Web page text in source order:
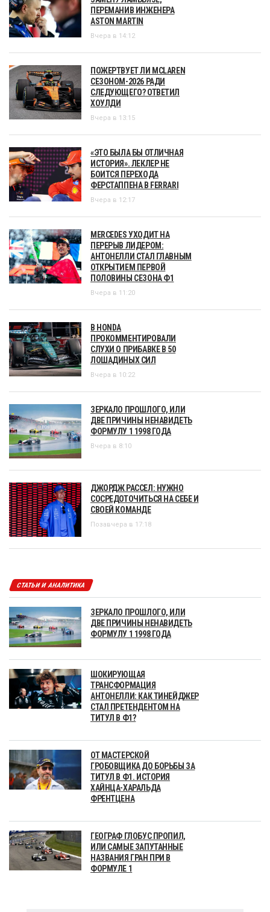
ПЕРЕМАНИВ ИНЖЕНЕРА
ASTON MARTIN
Вчера в 14:12
ПОЖЕРТВУЕТ ЛИ MCLAREN
СЕЗОНОМ-2026 РАДИ
СЛЕДУЮЩЕГО? ОТВЕТИЛ
ХОУЛДИ
Вчера в 13:15
«ЭТО БЫЛА БЫ ОТЛИЧНАЯ
ИСТОРИЯ». ЛЕКЛЕР НЕ
БОИТСЯ ПЕРЕХОДА
ФЕРСТАППЕНА В FERRARI
Вчера в 12:17
MERCEDES УХОДИТ НА
ПЕРЕРЫВ ЛИДЕРОМ:
АНТОНЕЛЛИ СТАЛ ГЛАВНЫМ
ОТКРЫТИЕМ ПЕРВОЙ
ПОЛОВИНЫ СЕЗОНА Ф1
Вчера в 11:20
В HONDA
ПРОКОММЕНТИРОВАЛИ
СЛУХИ О ПРИБАВКЕ В 50
ЛОШАДИНЫХ СИЛ
Вчера в 10:22
ЗЕРКАЛО ПРОШЛОГО, ИЛИ
ДВЕ ПРИЧИНЫ НЕНАВИДЕТЬ
ФОРМУЛУ 1 1998 ГОДА
Вчера в 8:10
ДЖОРДЖ РАССЕЛ: НУЖНО
СОСРЕДОТОЧИТЬСЯ НА СЕБЕ И
СВОЕЙ КОМАНДЕ
Позавчера в 17:18
СТАТЬИ И АНАЛИТИКА
ЗЕРКАЛО ПРОШЛОГО, ИЛИ
ДВЕ ПРИЧИНЫ НЕНАВИДЕТЬ
ФОРМУЛУ 1 1998 ГОДА
ШОКИРУЮЩАЯ
ТРАНСФОРМАЦИЯ
АНТОНЕЛЛИ: КАК ТИНЕЙДЖЕР
СТАЛ ПРЕТЕНДЕНТОМ НА
ТИТУЛ В Ф1?
ОТ МАСТЕРСКОЙ
ГРОБОВЩИКА ДО БОРЬБЫ ЗА
ТИТУЛ В Ф1. ИСТОРИЯ
ХАЙНЦА-ХАРАЛЬДА
ФРЕНТЦЕНА
ГЕОГРАФ ГЛОБУС ПРОПИЛ,
ИЛИ САМЫЕ ЗАПУТАННЫЕ
НАЗВАНИЯ ГРАН ПРИ В
ФОРМУЛЕ 1